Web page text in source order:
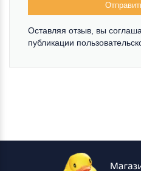
Оставляя отзыв, вы
публикации